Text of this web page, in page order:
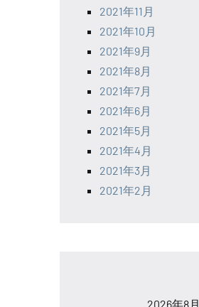
2021年11月
2021年10月
2021年9月
2021年8月
2021年7月
2021年6月
2021年5月
2021年4月
2021年3月
2021年2月
2026年8月